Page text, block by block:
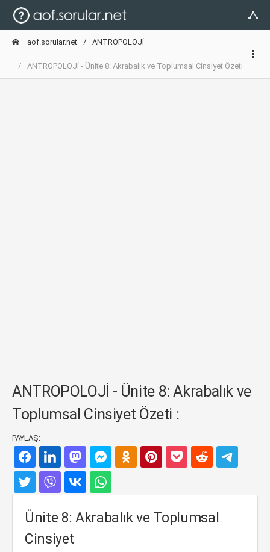
aof.sorular.net ANTROPOLOJİ
ANTROPOLOJİ - Ünite 8: Akrabalık ve Toplumsal Cinsiyet Özeti
ANTROPOLOJİ - Ünite 8: Akrabalık ve
Toplumsal Cinsiyet Özeti :
PAYLAŞ:
Ünite 8: Akrabalık ve Toplumsal
Cinsiyet